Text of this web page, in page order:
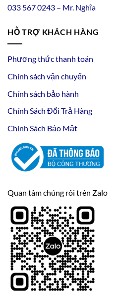
033 567 0243 – Mr. Nghĩa
HỖ TRỢ KHÁCH HÀNG
Phương thức thanh toán
Chính sách vận chuyển
Chính sách bảo hành
Chính Sách Đổi Trả Hàng
Chính Sách Bảo Mật
Quan tâm chúng rôi trên Zalo